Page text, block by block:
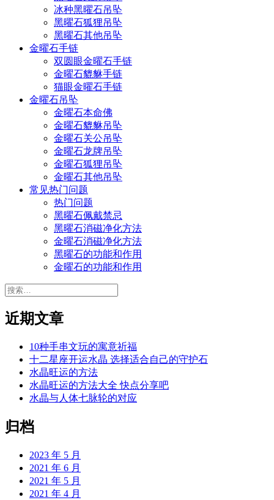
冰种黑曜石吊坠
黑曜石狐狸吊坠
黑曜石其他吊坠
金曜石手链
双圆眼金曜石手链
金曜石貔貅手链
猫眼金曜石手链
金曜石吊坠
金曜石本命佛
金曜石貔貅吊坠
金曜石关公吊坠
金曜石龙牌吊坠
金曜石狐狸吊坠
金曜石其他吊坠
常见热门问题
热门问题
黑曜石佩戴禁忌
黑曜石消磁净化方法
金曜石消磁净化方法
黑曜石的功能和作用
金曜石的功能和作用
搜
近期文章
10种手串文玩的寓意祈福
十二星座开运水晶 选择适合自己的守护石
水晶旺运的方法
水晶旺运的方法大全 快点分享吧
水晶与人体七脉轮的对应
归档
2023 年 5 月
2021 年 6 月
2021 年 5 月
2021 年 4 月